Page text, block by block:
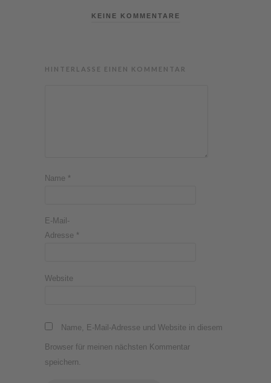
KEINE KOMMENTARE
HINTERLASSE EINEN KOMMENTAR
Name *
E-Mail-
Adresse *
Website
Name, E-Mail-Adresse und Website in diesem
Browser für meinen nächsten Kommentar
speichern.